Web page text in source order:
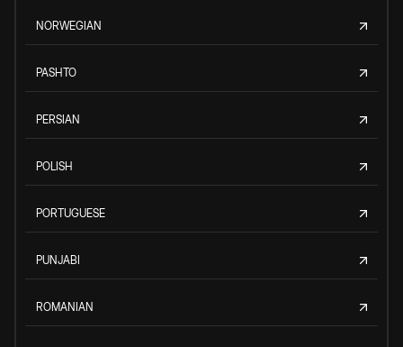
NORWEGIAN
PASHTO
PERSIAN
POLISH
PORTUGUESE
PUNJABI
ROMANIAN